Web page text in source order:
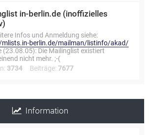
in-berlin.de (inoffizielles
Infos und Anmeldung siehe:
mlists.in-berlin.de/mailman/listinfo/akad/
(23.08.05): Die Mailinglist existiert
nicht mehr. ;-(
3734 Beiträge: 7677
Information